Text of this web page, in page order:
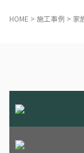
HOME > 施工事例 > 家